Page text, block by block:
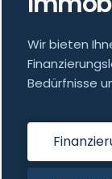
Wir bieten
Bedürfnisse